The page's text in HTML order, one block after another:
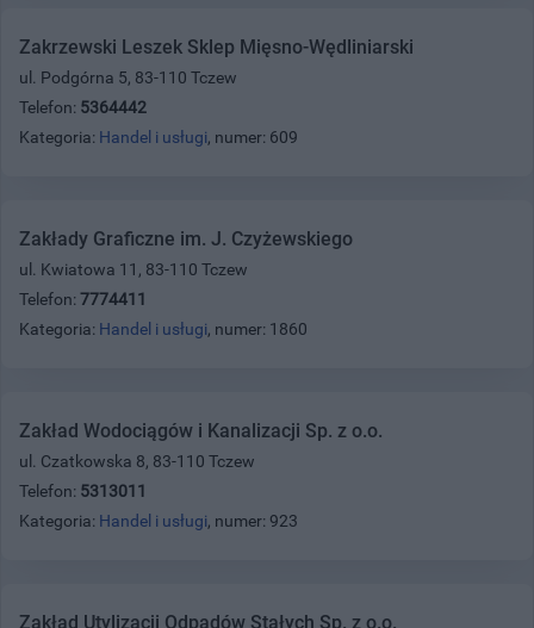
Zakrzewski Leszek Sklep Mięsno-Wędliniarski
ul. Podgórna 5, 83-110 Tczew
Telefon: 5364442
Kategoria: Handel i usługi, numer: 609
Zakłady Graficzne im. J. Czyżewskiego
ul. Kwiatowa 11, 83-110 Tczew
Telefon: 7774411
Kategoria: Handel i usługi, numer: 1860
Zakład Wodociągów i Kanalizacji Sp. z o.o.
ul. Czatkowska 8, 83-110 Tczew
Telefon: 5313011
Kategoria: Handel i usługi, numer: 923
Zakład Utylizacji Odpadów Stałych Sp. z o.o.